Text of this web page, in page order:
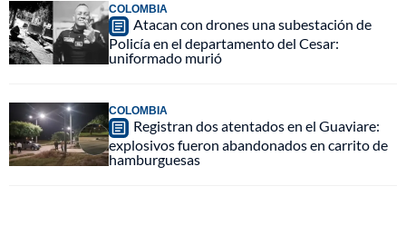
COLOMBIA
Atacan con drones una subestación de
Policía en el departamento del Cesar:
uniformado murió
COLOMBIA
Registran dos atentados en el Guaviare:
explosivos fueron abandonados en carrito de
hamburguesas